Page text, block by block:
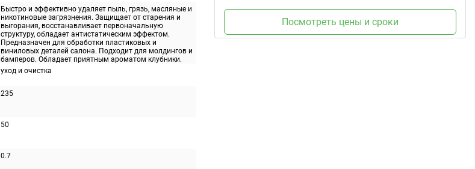
Быстро и эффективно удаляет пыль, грязь, масляные и
никотиновые загрязнения. Защищает от старения и
выгорания, восстанавливает первоначальную
структуру, обладает антистатическим эффектом.
Предназначен для обработки пластиковых и
виниловых деталей салона. Подходит для молдингов и
бамперов. Обладает приятным ароматом клубники.
уход и очистка
235
50
0.7
Посмотреть цены и сроки